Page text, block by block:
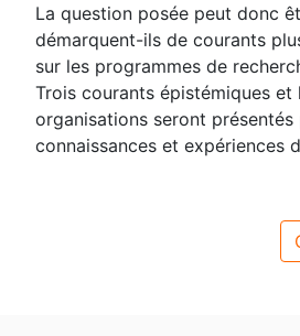
La question posée peut donc
démarquent-ils de courants
sur les programmes de
Trois courants épistémiques
organisations seront
connaissances et expériences